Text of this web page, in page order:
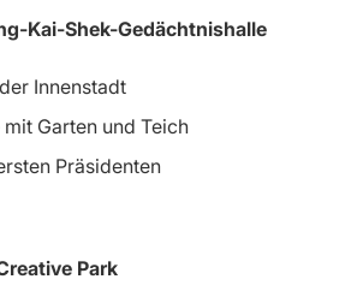
Kai-Shek-Gedächtnishalle
Innenstadt
Garten und Teich
Präsidenten
Park